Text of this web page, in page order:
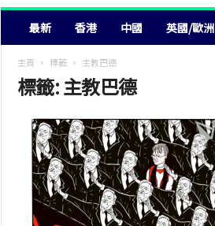
最新 香港 中國 英國/歐洲
主頁 標籤 主教巴德
標籤: 主教巴德